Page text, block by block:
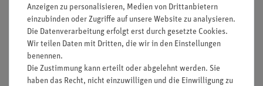
geschaltet werden muss.
Vorteile
Keine zusätzlichen Kabelverbindungen zwischen den
Bausteinen nötig - übersichtlicherer und schnellerer
Aufbau
Anzeigen zu personalisieren, Medien von Drittanbietern
einzubinden oder Zugriffe auf unsere Website zu analysieren.
Die Datenverarbeitung erfolgt erst durch gesetzte Cookies.
Wir teilen Daten mit Dritten, die wir in den Einstellungen
benennen.
Die Zustimmung kann erteilt oder abgelehnt werden. Sie
haben das Recht, nicht einzuwilligen und die Einwilligung zu